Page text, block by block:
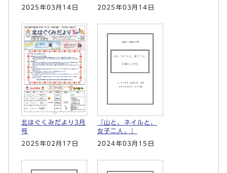
2025年03月14日 2025年03月14日
北はぐくみだより3月
号
2025年02月17日
『山と、ネイルと、
女子二人。』
2024年03月15日